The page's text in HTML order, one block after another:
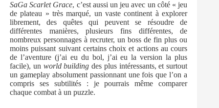
SaGa Scarlet Grace, c’est aussi un jeu avec un côté « jeu
de plateau » très marqué, un vaste continent à explorer
librement, des quêtes qui peuvent se résoudre de
différentes manières, plusieurs fins différentes, de
nombreux personnages à recruter, un boss de fin plus ou
moins puissant suivant certains choix et actions au cours
de l’aventure (j’ai eu du bol, j’ai eu la version la plus
facile), un world building des plus intéressants, et surtout
un gameplay absolument passionnant une fois que l’on a
compris ses subtilités : je pourrais même comparer
chaque combat à un puzzle.